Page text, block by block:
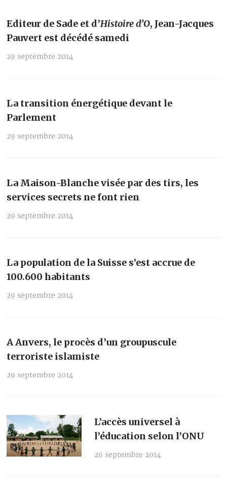
Editeur de Sade et d’Histoire d’O, Jean-Jacques
Pauvert est décédé samedi
29 septembre 2014
La transition énergétique devant le
Parlement
29 septembre 2014
La Maison-Blanche visée par des tirs, les
services secrets ne font rien
29 septembre 2014
La population de la Suisse s’est accrue de
100.600 habitants
29 septembre 2014
A Anvers, le procès d’un groupuscule
terroriste islamiste
29 septembre 2014
L’accès universel à
l’éducation selon l’ONU
26 septembre 2014